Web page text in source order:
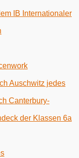
IB Internationaler
Auschwitz jedes
Canterbury-
der Klassen 6a